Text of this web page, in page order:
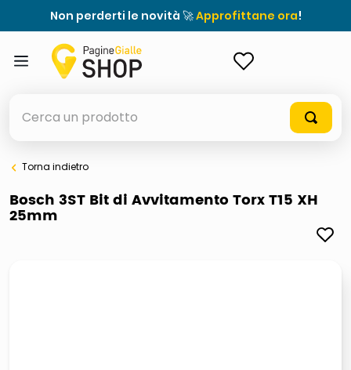
Non perderti le novità 🚀Approfittane ora!
elenchi telefonici
meme
Torna indietro
Bosch 3ST Bit di Avvitamento Torx T15 XH
25mm